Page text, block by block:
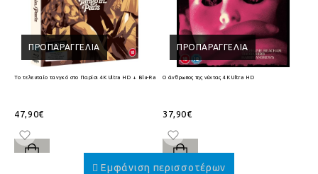
ΠΡΟΠΑΡΑΓΓΕΛΊΑ
Το τελευταίο τανγκό στο Παρίσι 4K Ultra HD + Blu-Ray
47,90€
ΠΡΟΠΑΡΑΓΓΕΛΊΑ
Ο άνθρωπος της νύχτας 4K Ultra HD
37,90€